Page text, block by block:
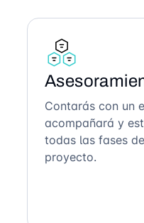
Contarás con un
acompañará y
todas las fases
proyecto.